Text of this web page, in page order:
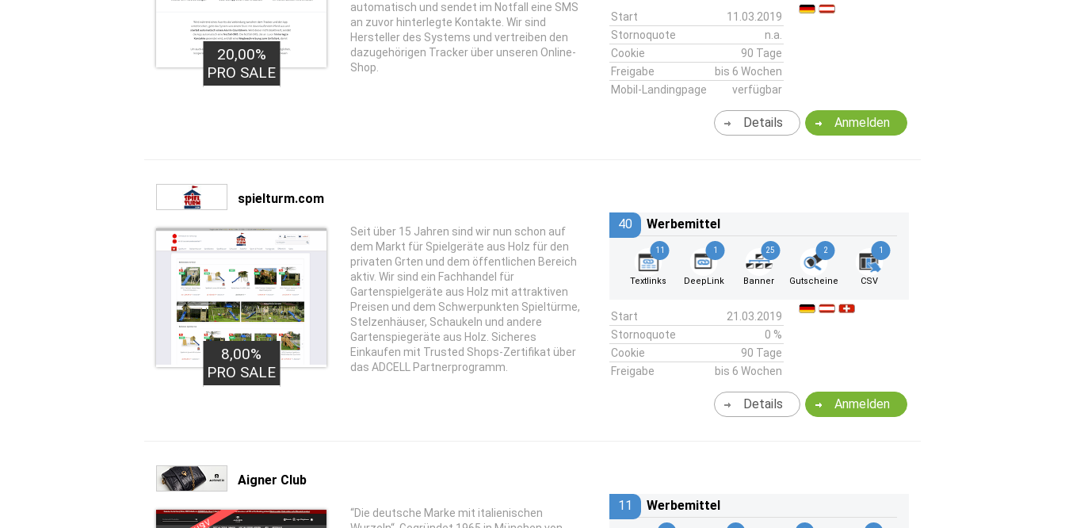
20,00%
PRO SALE
automatisch und sendet im Notfall eine SMS
an zuvor hinterlegte Kontakte. Wir sind
Hersteller des Systems und vertreiben den
dazugehörigen Tracker über unseren Online-
Shop.
Start
11.03.2019
Stornoquote
n.a.
Cookie
90 Tage
Freigabe
bis 6 Wochen
Mobil-Landingpage
verfügbar
Anmelden
Details
spielturm.com
8,00%
PRO SALE
Seit über 15 Jahren sind wir nun schon auf
dem Markt für Spielgeräte aus Holz für den
privaten Grten und dem öffentlichen Bereich
aktiv. Wir sind ein Fachhandel für
Gartenspielgeräte aus Holz mit attraktiven
Preisen und dem Schwerpunkten Spieltürme,
Stelzenhäuser, Schaukeln und andere
Gartenspiegeräte aus Holz. Sicheres
Einkaufen mit Trusted Shops-Zertifikat über
das ADCELL Partnerprogramm.
40 Werbemittel
11
Textlinks
1
DeepLink
25
Banner
2
Gutscheine
1
CSV
Start
21.03.2019
Stornoquote
0 %
Cookie
90 Tage
Freigabe
bis 6 Wochen
Anmelden
Details
Aigner Club
“Die deutsche Marke mit italienischen
11 Werbemittel